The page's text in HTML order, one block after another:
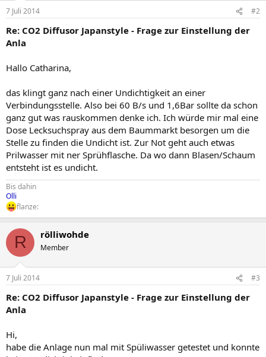
7 Juli 2014 #2
Re: CO2 Diffusor Japanstyle - Frage zur Einstellung der
Anla
Hallo Catharina,
das klingt ganz nach einer Undichtigkeit an einer
Verbindungsstelle. Also bei 60 B/s und 1,6Bar sollte da schon
ganz gut was rauskommen denke ich. Ich würde mir mal eine
Dose Lecksuchspray aus dem Baummarkt besorgen um die
Stelle zu finden die Undicht ist. Zur Not geht auch etwas
Prilwasser mit ner Sprühflasche. Da wo dann Blasen/Schaum
entsteht ist es undicht.
Bis dahin
Olli
flanze:
R rölliwohde
Member
7 Juli 2014 #3
Re: CO2 Diffusor Japanstyle - Frage zur Einstellung der
Anla
Hi,
habe die Anlage nun mal mit Spüliwasser getestet und konnte